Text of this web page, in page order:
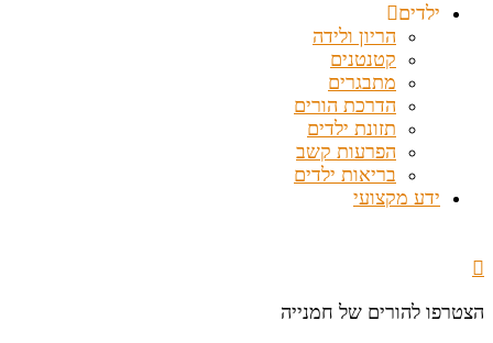
ילדים
הריון ולידה
קטנטנים
מתבגרים
הדרכת הורים
תזונת ילדים
הפרעות קשב
בריאות ילדים
ידע מקצועי
הצטרפו להורים של חמנייה